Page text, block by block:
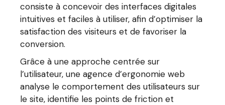
consiste à concevoir des interfaces digitales
intuitives et faciles à utiliser, afin d’optimiser la
satisfaction des visiteurs et de favoriser la
conversion.
Grâce à une approche centrée sur
l’utilisateur, une agence d’ergonomie web
analyse le comportement des utilisateurs sur
le site, identifie les points de friction et